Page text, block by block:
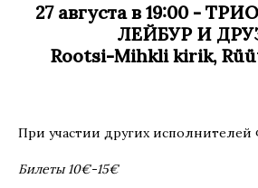
27 августа в 19:00 -
ЛЕЙБУР И
Rootsi-Mihkli kirik,
При участии других исполнителей
Билеты 10€-15€